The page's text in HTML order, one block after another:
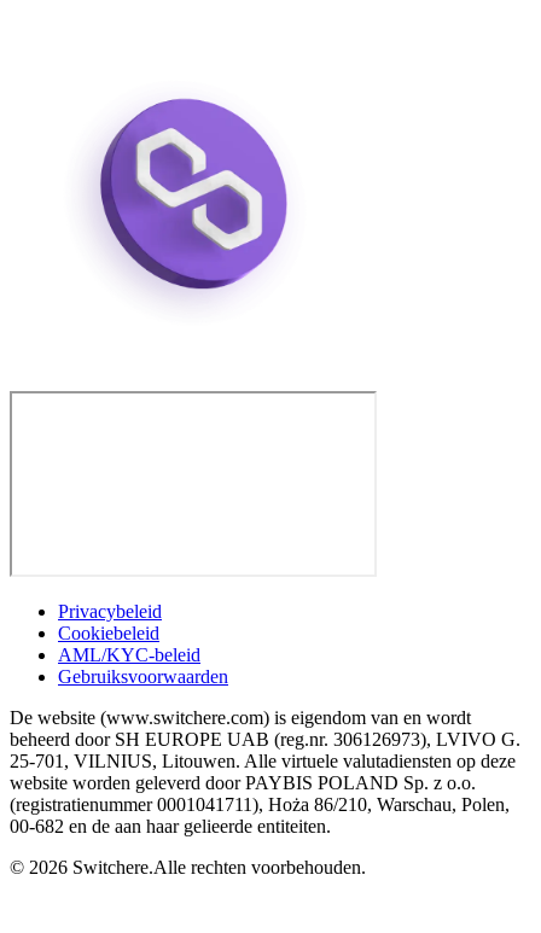
Privacybeleid
Cookiebeleid
AML/KYC-beleid
Gebruiksvoorwaarden
De website (www.switchere.com) is eigendom van en wordt
beheerd door SH EUROPE UAB (reg.nr. 306126973), LVIVO G.
25-701, VILNIUS, Litouwen. Alle virtuele valutadiensten op deze
website worden geleverd door PAYBIS POLAND Sp. z o.o.
(registratienummer 0001041711), Hoża 86/210, Warschau, Polen,
00-682 en de aan haar gelieerde entiteiten.
© 2026 Switchere.Alle rechten voorbehouden.